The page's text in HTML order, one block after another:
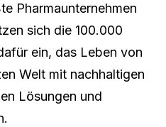
Pharmaunternehmen
sich die 100.000
ein, das Leben von
Welt mit nachhaltigen
Lösungen und